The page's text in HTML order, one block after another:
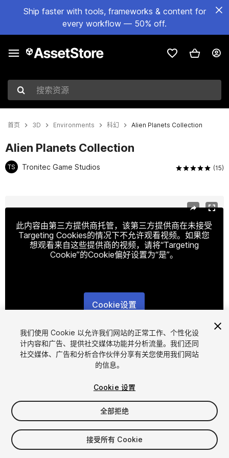
Ship faster with tools, frameworks & content for
every workflow — 50% off.
搜索资源
首页 3D Environments 科幻 Alien Planets Collection
Alien Planets Collection
TS Tronitec Game Studios (15)
此内容由第三方提供商托管，该第三方提供商在未接受
Targeting Cookies的情况下不允许观看视频。如果您
想观看来自这些提供商的视频，请将“Targeting
Cookie”的Cookie偏好设置为“是”。
Cookie设置
1/11
$60
增值税将在结算时计算
我们使用 Cookie 以允许我们网站的正常工作、个性化设
计内容和广告、提供社交媒体功能并分析流量。我们还同
社交媒体、广告和分析合作伙伴分享有关您使用我们网站
的信息。
Cookie 设置
全部拒绝
接受所有 Cookie